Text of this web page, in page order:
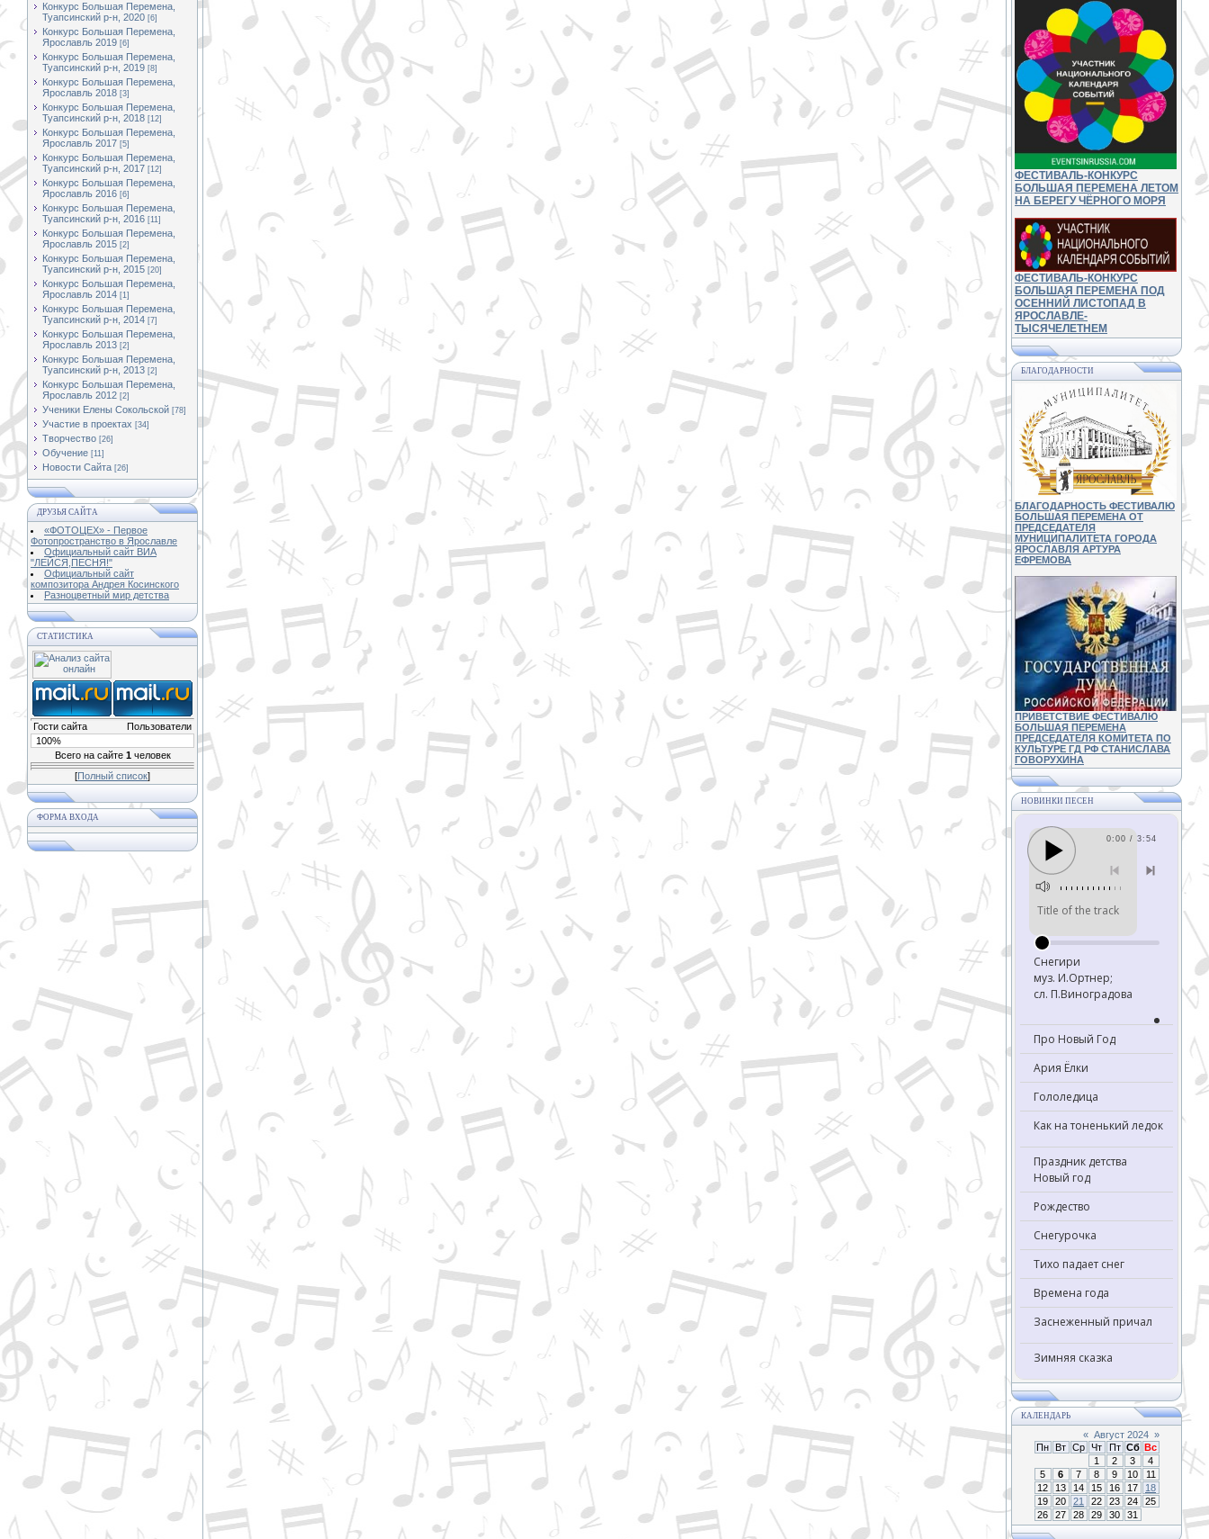
Конкурс Большая Перемена,
Туапсинский р-н, 2020 [6]
Конкурс Большая Перемена,
Ярославль 2019 [6]
Конкурс Большая Перемена,
Туапсинский р-н, 2019 [8]
Конкурс Большая Перемена,
Ярославль 2018 [3]
Конкурс Большая Перемена,
Туапсинский р-н, 2018 [12]
Конкурс Большая Перемена,
Ярославль 2017 [5]
Конкурс Большая Перемена,
Туапсинский р-н, 2017 [12]
Конкурс Большая Перемена,
Ярославль 2016 [6]
Конкурс Большая Перемена,
Туапсинский р-н, 2016 [11]
Конкурс Большая Перемена,
Ярославль 2015 [2]
Конкурс Большая Перемена,
Туапсинский р-н, 2015 [20]
Конкурс Большая Перемена,
Ярославль 2014 [1]
Конкурс Большая Перемена,
Туапсинский р-н, 2014 [7]
Конкурс Большая Перемена,
Ярославль 2013 [2]
Конкурс Большая Перемена,
Туапсинский р-н, 2013 [2]
Конкурс Большая Перемена,
Ярославль 2012 [2]
Ученики Елены Сокольской [78]
Участие в проектах [34]
Творчество [26]
Обучение [11]
Новости Сайта [26]
ДРУЗЬЯ САЙТА
«ФОТОЦЕХ» - Первое
Фотопространство в Ярославле
Официальный сайт ВИА
"ЛЕЙСЯ,ПЕСНЯ!"
Официальный сайт
композитора Андрея Косинского
Разноцветный мир детства
СТАТИСТИКА
Гости сайта
Пользователи
100%
Всего на сайте 1человек
[Полный список]
ФОРМА ВХОДА
ФЕСТИВАЛЬ-КОНКУРС
БОЛЬШАЯ ПЕРЕМЕНА ЛЕТОМ
НА БЕРЕГУ ЧЁРНОГО МОРЯ
ФЕСТИВАЛЬ-КОНКУРС
БОЛЬШАЯ ПЕРЕМЕНА ПОД
ОСЕННИЙ ЛИСТОПАД В
ЯРОСЛАВЛЕ-
ТЫСЯЧЕЛЕТНЕМ
БЛАГОДАРНОСТИ
БЛАГОДАРНОСТЬ ФЕСТИВАЛЮ
БОЛЬШАЯ ПЕРЕМЕНА ОТ
ПРЕДСЕДАТЕЛЯ
МУНИЦИПАЛИТЕТА ГОРОДА
ЯРОСЛАВЛЯ АРТУРА
ЕФРЕМОВА
ПРИВЕТСТВИЕ ФЕСТИВАЛЮ
БОЛЬШАЯ ПЕРЕМЕНА
ПРЕДСЕДАТЕЛЯ КОМИТЕТА ПО
КУЛЬТУРЕ ГД РФ СТАНИСЛАВА
ГОВОРУХИНА
НОВИНКИ ПЕСЕН
Title of the track
0:00 / 3:54
Снегири
муз. И.Ортнер;
сл. П.Виноградова
Про Новый Год
Ария Ёлки
Гололедица
Как на тоненький ледок
Праздник детства
Новый год
Рождество
Снегурочка
Тихо падает снег
Времена года
Заснеженный причал
Зимняя сказка
КАЛЕНДАРЬ
« Август 2024 »
Пн
Вт Ср Чт Пт Сб Вс
1
2 3
4
5
6 7 8 9 10
11
12
13 14 15 16 17
18
19
20 21 22 23 24
25
26
27 28 29 30 31